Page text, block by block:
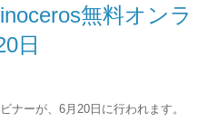
無料オンラ
日
ナーが、6月20日に行われます。